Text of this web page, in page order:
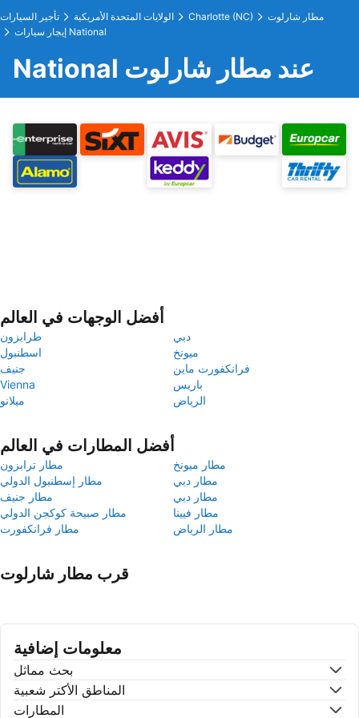
تأجير السيارات الولايات المتحدة الأمريكية Charlotte (NC)
مطار شارلوت
إيجار سيارات National
National عند مطار شارلوت
أفضل الوجهات في العالم
طرابزون
دبي
اسطنبول
ميونخ
جنيف
فرانكفورت ماين
Vienna
باريس
ميلانو
الرياض
أفضل المطارات في العالم
مطار ترابزون
مطار ميونخ
مطار إسطنبول الدولي
مطار دبي
مطار جنيف
مطار دبي
مطار صبيحة كوكجن الدولي
مطار فيينا
مطار فرانكفورت
مطار الرياض
قرب مطار شارلوت
معلومات إضافية
بحث مماثل
المناطق الأكتر شعبية
المطارات